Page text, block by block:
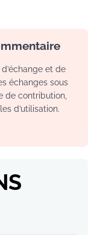
et de
échanges sous
de contribution,
d’utilisation.